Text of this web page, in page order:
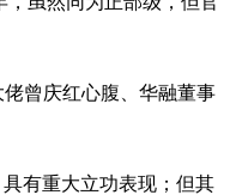
曾庆红心腹、华融董事
有重大立功表现；但其